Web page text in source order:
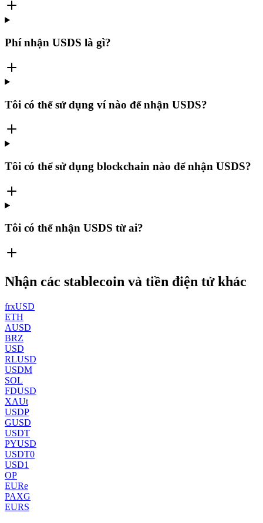
Phí nhận USDS là gì?
Tôi có thể sử dụng ví nào để nhận USDS?
Tôi có thể sử dụng blockchain nào để nhận USDS?
Tôi có thể nhận USDS từ ai?
Nhận các stablecoin và tiền điện tử khác
frxUSD
ETH
AUSD
BRZ
USD
RLUSD
USDM
SOL
FDUSD
XAUt
USDP
GUSD
USDT
PYUSD
USDT0
USD1
OP
EURe
PAXG
EURS